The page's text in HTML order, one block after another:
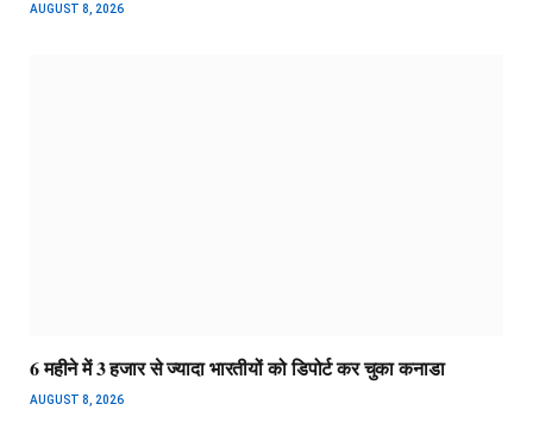
AUGUST 8, 2026
6 महीने में 3 हजार से ज्यादा भारतीयों को डिपोर्ट कर चुका कनाडा
AUGUST 8, 2026